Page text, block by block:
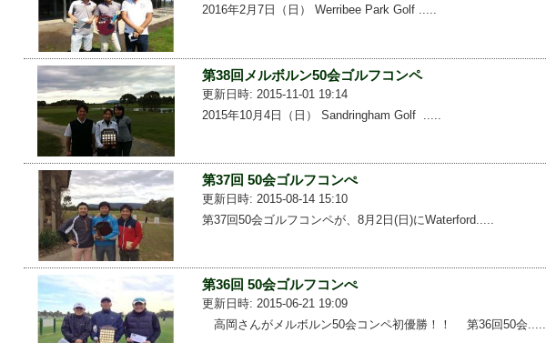
2016年2月7日（日） Werribee Park Golf .....
第38回メルボルン50会ゴルフコンペ
更新日時: 2015-11-01 19:14
2015年10月4日（日） Sandringham Golf .....
第37回 50会ゴルフコンぺ
更新日時: 2015-08-14 15:10
第37回50会ゴルフコンペが、8月2日(日)にWaterford.....
第36回 50会ゴルフコンぺ
更新日時: 2015-06-21 19:09
高岡さんがメルボルン50会コンペ初優勝！！ 第36回50会.....